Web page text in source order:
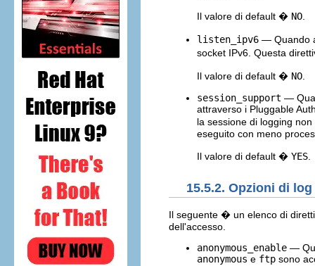
Il valore di default � NO
listen_ipv6 — Quando
socket IPv6. Questa
Il valore di default � NO
session_support —
attraverso i Pluggable
la sessione di logging
eseguito con meno
Il valore di default � YES
15.5.2. Opzioni di
Il seguente � un elenco di
dell'accesso.
anonymous_enable —
anonymous e ftp sono